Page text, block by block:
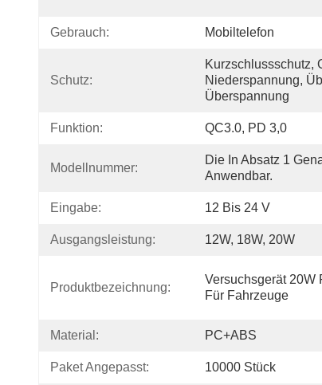
Gebrauch: Mobiltelefon
Schutz:
Kurzschlussschutz,
Niederspannung,
Überspannung
Funktion: QC3.0, PD 3,0
Modellnummer:
Die In Absatz 1
Anwendbar.
Eingabe: 12 Bis 24 V
Ausgangsleistung: 12W, 18W, 20W
Produktbezeichnung:
Versuchsgerät 20W
Für Fahrzeuge
Material: PC+ABS
Paket Angepasst: 10000 Stück